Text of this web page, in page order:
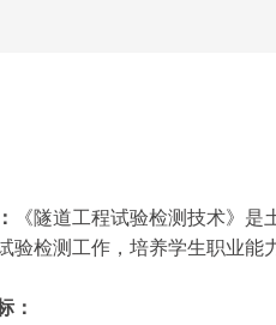
《隧道工程试验检测技术》
验检测工作 ，培养学生职业能
：